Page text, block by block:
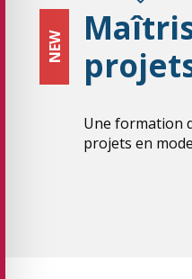
NEW
Une formation
projets en